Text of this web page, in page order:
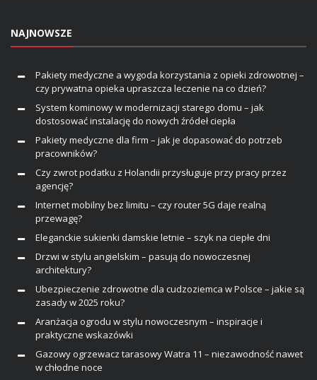
NAJNOWSZE
Pakiety medyczne a wygoda korzystania z opieki zdrowotnej –
czy prywatna opieka upraszcza leczenie na co dzień?
System kominowy w modernizacji starego domu – jak
dostosować instalację do nowych źródeł ciepła
Pakiety medyczne dla firm – jak je dopasować do potrzeb
pracowników?
Czy zwrot podatku z Holandii przysługuje przy pracy przez
agencję?
Internet mobilny bez limitu – czy router 5G daje realną
przewagę?
Eleganckie sukienki damskie letnie – szyk na ciepłe dni
Drzwi w stylu angielskim – pasują do nowoczesnej
architektury?
Ubezpieczenie zdrowotne dla cudzoziemca w Polsce – jakie są
zasady w 2025 roku?
Aranżacja ogrodu w stylu nowoczesnym – inspiracje i
praktyczne wskazówki
Gazowy ogrzewacz tarasowy Watra 11 – niezawodność nawet
w chłodne noce